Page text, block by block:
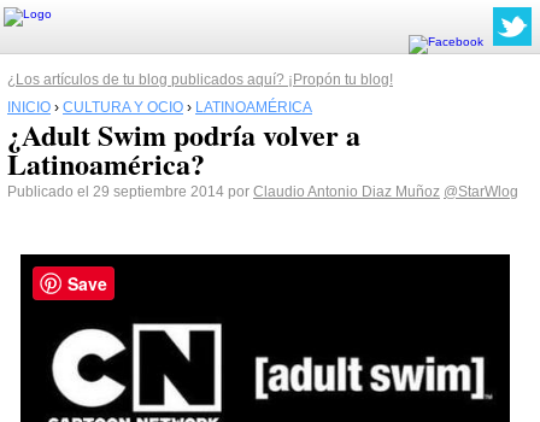
¿Los artículos de tu blog publicados aquí? ¡Propón tu blog!
INICIO › CULTURA Y OCIO › LATINOAMÉRICA
¿Adult Swim podría volver a
Latinoamérica?
Publicado el 29 septiembre 2014 por Claudio Antonio Diaz Muñoz @StarWlog
Save